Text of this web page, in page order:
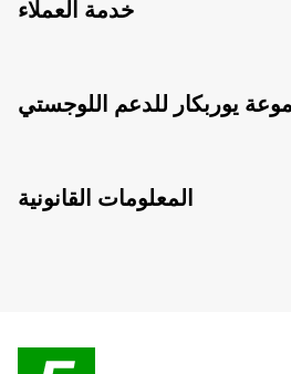
خدمة العملاء
يوربكار للدعم اللوجستي
المعلومات القانونية